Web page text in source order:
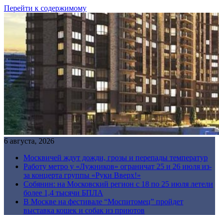
Перейти к содержимому
6 августа, 2026
Москвичей ждут дожди, грозы и перепады температур
Работу метро у «Лужников» ограничат 25 и 26 июля из-
за концерта группы «Руки Вверх!»
Собянин: на Московский регион с 18 по 25 июля летели
более 1,4 тысячи БПЛА
В Москве на фестивале “Моспитомец” пройдет
выставка кошек и собак из приютов